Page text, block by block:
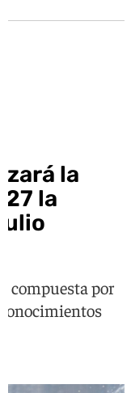
la
la
compuesta por